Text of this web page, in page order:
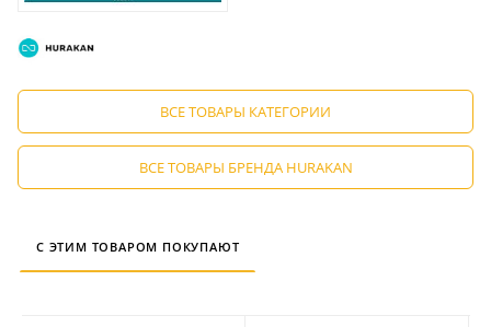
ВСЕ ТОВАРЫ КАТЕГОРИИ
ВСЕ ТОВАРЫ БРЕНДА HURAKAN
С ЭТИМ ТОВАРОМ ПОКУПАЮТ